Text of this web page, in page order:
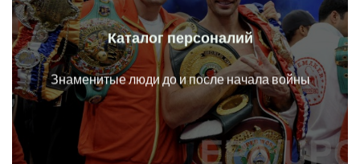
Каталог персоналий
Знаменитые люди до и после начала войны
Личности до и после начала войны
Перейти